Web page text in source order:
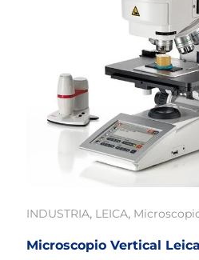
INDUSTRIA, LEICA,
Microscopio Vertical